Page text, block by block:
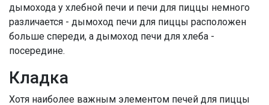
дымохода у хлебной печи и печи для пиццы немного
различается - дымоход печи для пиццы расположен
больше спереди, а дымоход печи для хлеба -
посередине.
Кладка
Хотя наиболее важным элементом печей для пиццы